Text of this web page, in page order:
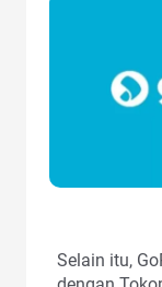
Selain itu,